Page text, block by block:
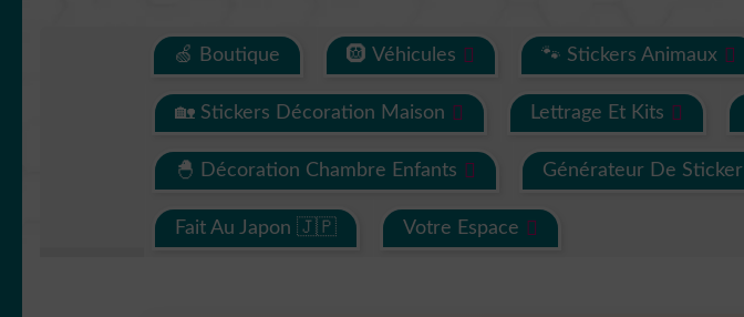
🍏 Boutique 🛞 Véhicules 🐾 Stickers Animaux
🏡 Stickers Décoration Maison Lettrage Et Kits
🐣 Décoration Chambre Enfants Générateur De Sticker
Fait Au Japon 🇯🇵 Votre Espace